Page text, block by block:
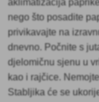
aklimatizacija
nego što posadite
privikavajte na
dnevno. Počnite s
djelomičnu sjenu u
kao i rajčice.
Stabljika će se